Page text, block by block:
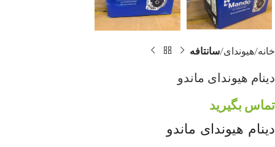
خانه هیوندای سانتافه
دینام هیوندای ماندو
تماس بگیرید
دینام هیوندای ماندو